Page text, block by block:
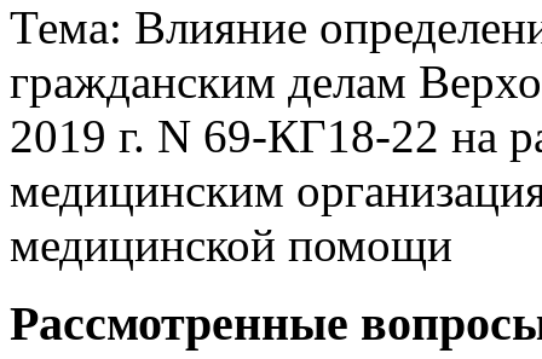
Тема: Влияние
гражданским делам
2019 г. N 69-КГ18-22 на
медицинским
медицинской помощи
Рассмотренные